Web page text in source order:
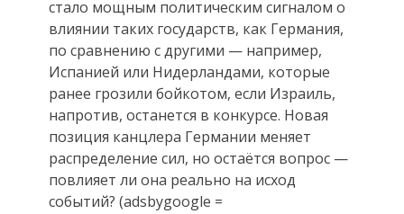
стало мощным политическим сигналом о
влиянии таких государств, как Германия,
по сравнению с другими — например,
Испанией или Нидерландами, которые
ранее грозили бойкотом, если Израиль,
напротив, останется в конкурсе. Новая
позиция канцлера Германии меняет
распределение сил, но остаётся вопрос —
повлияет ли она реально на исход
событий? (adsbygoogle =